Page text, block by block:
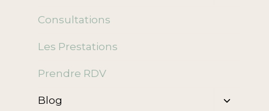
Consultations
Les Prestations
Prendre RDV
Blog
Ouvrir/